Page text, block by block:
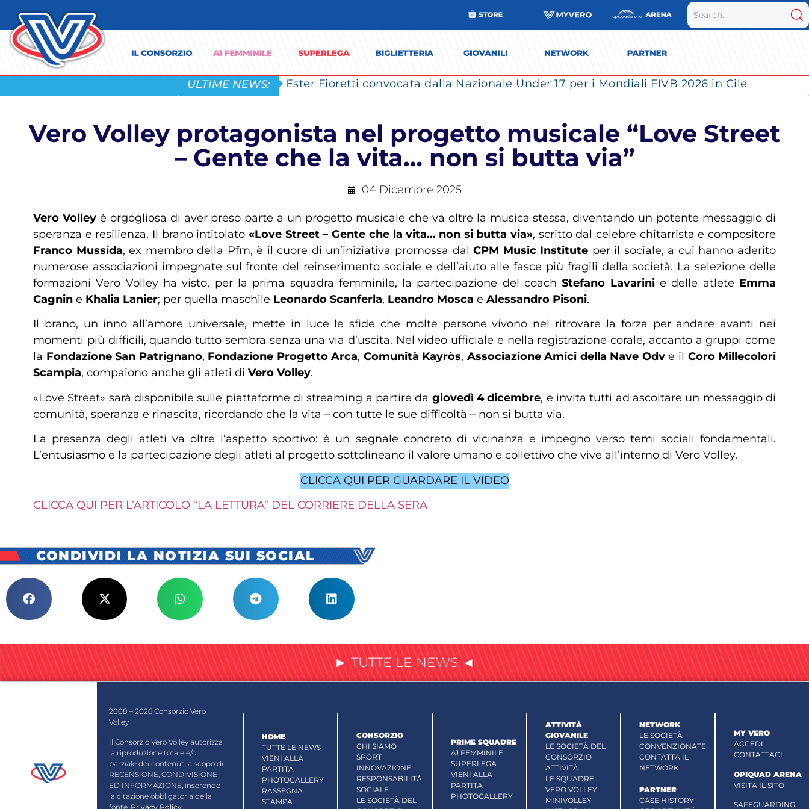
ULTIME NEWS: Ester Fioretti convocata dalla Nazionale Under 17 per i Mondiali FIVB 2026 in Cile
Vero Volley protagonista nel progetto musicale “Love Street
– Gente che la vita… non si butta via”
04 Dicembre 2025
Vero Volleyè orgogliosa di aver preso parte a un progetto musicale che va oltre la musica stessa, diventando un potente messaggio di
speranza e resilienza. Il brano intitolato«Love Street – Gente che la vita… non si butta via», scritto dal celebre chitarrista e compositore
Franco Mussida, ex membro della Pfm, è il cuore di un’iniziativa promossa dalCPM Music Institute per il sociale, a cui hanno aderito
numerose associazioni impegnate sul fronte del reinserimento sociale e dell’aiuto alle fasce più fragili della società. La selezione delle
formazioni Vero Volley ha visto, per la prima squadra femminile, la partecipazione del coachStefano Lavarinie delle atlete Emma
Cagnin e Khalia Lanier; per quella maschile Leonardo Scanferla, Leandro Mosca e Alessandro Pisoni.
Il brano, un inno all’amore universale, mette in luce le sfide che molte persone vivono nel ritrovare la forza per andare avanti nei
momenti più difficili, quando tutto sembra senza una via d’uscita. Nel video ufficiale e nella registrazione corale, accanto a gruppi come
la Fondazione San Patrignano, Fondazione Progetto Arca, Comunità Kayròs, Associazione Amici della Nave Odve il Coro Millecolori
Scampia, compaiono anche gli atleti di Vero Volley.
«Love Street» sarà disponibile sulle piattaforme di streaming a partire da giovedì 4 dicembre, e invita tutti ad ascoltare un messaggio di
comunità, speranza e rinascita, ricordando che la vita – con tutte le sue difficoltà – non si butta via.
La presenza degli atleti va oltre l’aspetto sportivo: è un segnale concreto di vicinanza e impegno verso temi sociali fondamentali.
L’entusiasmo e la partecipazione degli atleti al progetto sottolineano il valore umano e collettivo che vive all’interno di Vero Volley.
CLICCA QUI PER GUARDARE IL VIDEO
CLICCA QUI PER L’ARTICOLO “LA LETTURA” DEL CORRIERE DELLA SERA
CONDIVIDI LA NOTIZIA SUI SOCIAL
► TUTTE LE NEWS ◄
2008 – 2026 Consorzio Vero
Volley
Il Consorzio Vero Volley autorizza
la riproduzione totale e/o
parziale dei contenuti a scopo di
RECENSIONE, CONDIVISIONE
ED INFORMAZIONE, inserendo
la citazione obbligatoria della
fonte. Privacy Policy
HOME
TUTTE LE NEWS
VIENI ALLA
PARTITA
PHOTOGALLERY
RASSEGNA
STAMPA
CONSORZIO
CHI SIAMO
SPORT
INNOVAZIONE
RESPONSABILITÀ
SOCIALE
LE SOCIETÀ DEL
PRIME SQUADRE
A1 FEMMINILE
SUPERLEGA
VIENI ALLA
PARTITA
PHOTOGALLERY
ATTIVITÀ
GIOVANILE
LE SOCIETÀ DEL
CONSORZIO
ATTIVITÀ
LE SQUADRE
VERO VOLLEY
MINIVOLLEY
NETWORK
LE SOCIETÀ
CONVENZIONATE
CONTATTA IL
NETWORK
PARTNER
CASE HISTORY
MY VERO
ACCEDI
CONTATTACI
OPIQUAD ARENA
VISITA IL SITO
SAFEGUARDING